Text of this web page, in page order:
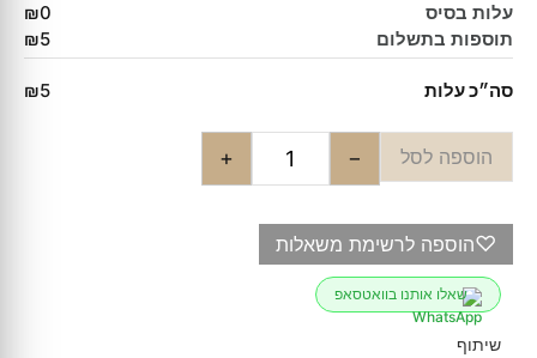
עלות בסיס
₪0
תוספות בתשלום
₪5
סה״כ עלות ₪5
−
+ הוספה לסל
♡הוספה לרשימת משאלות
שאלו אותנו בוואטסאפ
שיתוף